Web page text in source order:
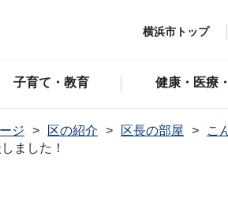
横浜市トップ
子育て・教育 健康・医療
ジ 区の紹介 区長の部屋
こ
ました！